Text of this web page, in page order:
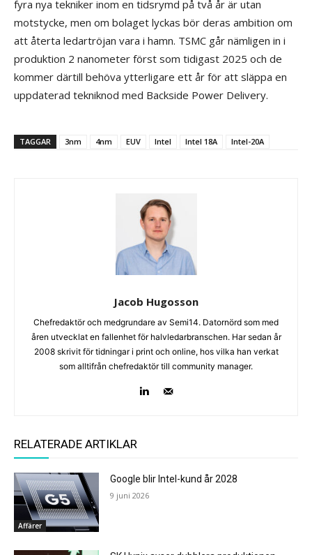
fyra nya tekniker inom en tidsrymd på två år är utan
motstycke, men om bolaget lyckas bör deras ambition om
att återta ledartröjan vara i hamn. TSMC går nämligen in i
produktion 2 nanometer först som tidigast 2025 och de
kommer därtill behöva ytterligare ett år för att släppa en
uppdaterad tekniknod med Backside Power Delivery.
TAGGAR 3nm 4nm EUV Intel Intel 18A Intel-20A
Jacob Hugosson
Chefredaktör och medgrundare av Semi14. Datornörd som med
åren utvecklat en fallenhet för halvledarbranschen. Har sedan år
2008 skrivit för tidningar i print och online, hos vilka han verkat
som alltifrån chefredaktör till community manager.
RELATERADE ARTIKLAR
Affärer
Google blir Intel-kund år 2028
9 juni 2026